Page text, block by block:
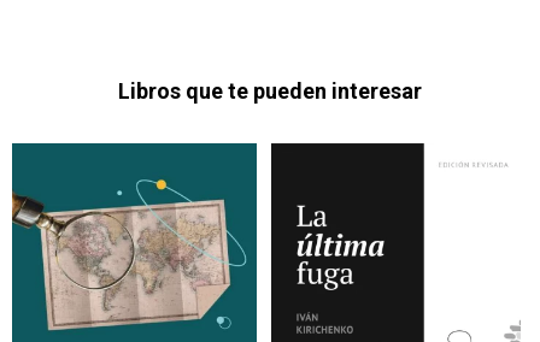
Libros que te pueden interesar